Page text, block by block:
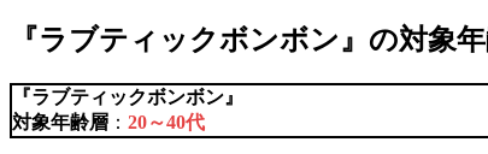
『ラブティックボンボン』の対象
『ラブティックボンボン 』
対象年齢層 ： 20～40代